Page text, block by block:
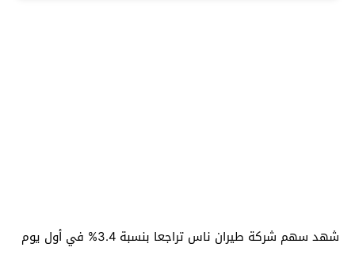
شهد سهم شركة طيران ناس تراجعا بنسبة 3.4% في أول يوم